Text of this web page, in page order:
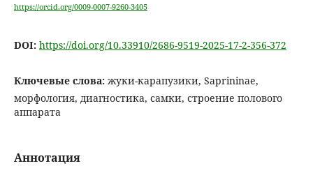
https://orcid.org/0009-0007-9260-3405
DOI: https://doi.org/10.33910/2686-9519-2025-17-2-356-372
Ключевые слова: жуки-карапузики, Saprininae,
морфология, диагностика, самки, строение полового
аппарата
Аннотация